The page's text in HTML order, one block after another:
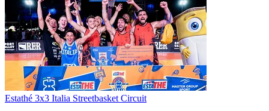
Estathé 3x3 Italia Streetbasket Circuit